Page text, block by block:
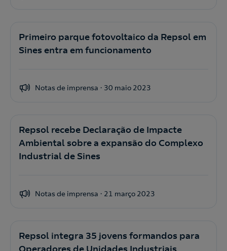
Primeiro parque fotovoltaico da Repsol em
Sines entra em funcionamento
Notas de imprensa 30 maio 2023
Repsol recebe Declaração de Impacte
Ambiental sobre a expansão do Complexo
Industrial de Sines
Notas de imprensa 21 março 2023
Repsol integra 35 jovens formandos para